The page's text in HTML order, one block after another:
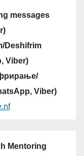
messages
Deshifrim
Viber)
Viber)
Mentoring